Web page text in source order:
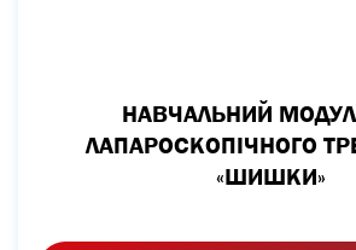
НАВЧАЛЬНИЙ
ЛАПАРОСКОПІЧНОГО
«ШИШКИ»